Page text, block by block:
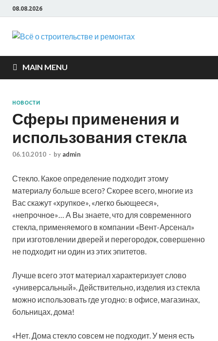
08.08.2026
Всё о
MAIN MENU
НОВОСТИ
Сферы применения и
использования стекла
06.10.2010 - by admin
Стекло. Какое определение подходит этому
материалу больше всего? Скорее всего, многие из
Вас скажут «хрупкое», «легко бьющееся»,
«непрочное»… А Вы знаете, что для современного
стекла, применяемого в компании «Вент-Арсенал»
при изготовлении дверей и перегородок, совершенно
не подходит ни один из этих эпитетов.
Лучше всего этот материал характеризует слово
«универсальный». Действительно, изделия из стекла
можно использовать где угодно: в офисе, магазинах,
больницах, дома!
«Нет. Дома стекло совсем не подходит. У меня есть